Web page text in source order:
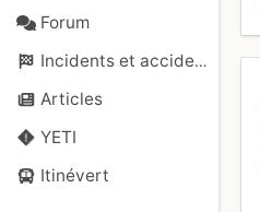
Forum
Incidents et accidents
Articles
YETI
Itinévert